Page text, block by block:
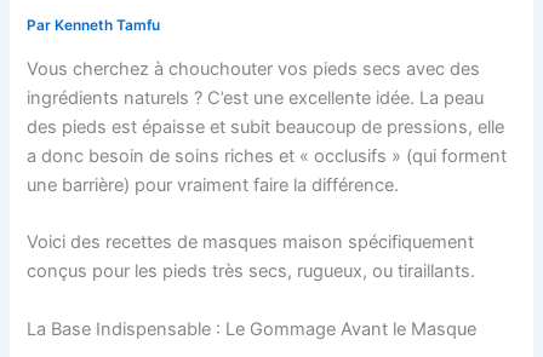
Par Kenneth Tamfu
Vous cherchez à chouchouter vos pieds secs avec des
ingrédients naturels ? C’est une excellente idée. La peau
des pieds est épaisse et subit beaucoup de pressions, elle
a donc besoin de soins riches et « occlusifs » (qui forment
une barrière) pour vraiment faire la différence.
Voici des recettes de masques maison spécifiquement
conçus pour les pieds très secs, rugueux, ou tiraillants.
La Base Indispensable : Le Gommage Avant le Masque